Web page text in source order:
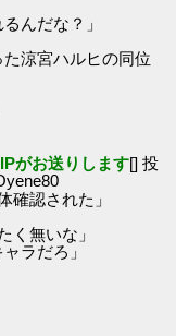
んだな？」
た涼宮ハルヒの同位
がお送りします[] 投
確認された」
く無いな」
ラだろ」